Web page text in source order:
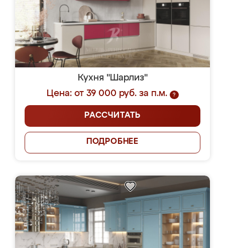
Кухня "Шарлиз"
Цена: от 39 000 руб. за п.м.
?
РАССЧИТАТЬ
ПОДРОБНЕЕ